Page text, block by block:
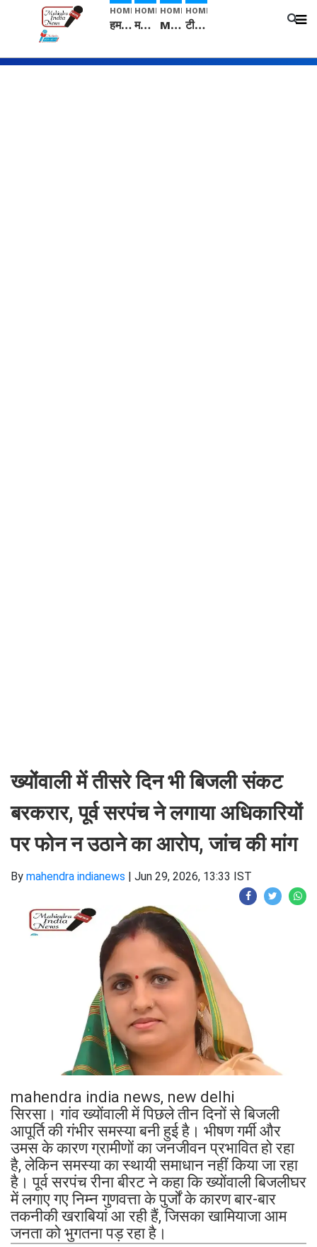
HOME
हम सनातनी..." सांसद kangana Ranaut से क्या बोली लड़की? Viral Jantar-Mantar | CJP protest
HOME
मनीषा हत्याकांड: हत्या, आत्महत्या या कोई बड़ा राज? | Full Story | Josh Haryana
HOME
Mangalsutra: हिंदू धर्म में शादी के बाद मंगलसूत्र क्यों पहनती है महिलाएं, किसने शुरु की ये परंपरा
HOME
टीम बीकेई ने एग्रीकल्चर ग्रेड की यूरिया खाद गट्टों में बदलकर टेक्निकल ग्रेड में बेचने वालों पर करवाई कार्रवाई: लखविंदर सिंह औलख
ख्योंवाली में तीसरे दिन भी बिजली संकट
बरकरार, पूर्व सरपंच ने लगाया अधिकारियों
पर फोन न उठाने का आरोप, जांच की मांग
By mahendra indianews | Jun 29, 2026, 13:33 IST
mahendra india news, new delhi
सिरसा। गांव ख्योंवाली में पिछले तीन दिनों से बिजली
आपूर्ति की गंभीर समस्या बनी हुई है। भीषण गर्मी और
उमस के कारण ग्रामीणों का जनजीवन प्रभावित हो रहा
है, लेकिन समस्या का स्थायी समाधान नहीं किया जा रहा
है। पूर्व सरपंच रीना बीरट ने कहा कि ख्योंवाली बिजलीघर
में लगाए गए निम्न गुणवत्ता के पुर्जों के कारण बार-बार
तकनीकी खराबियां आ रही हैं, जिसका खामियाजा आम
जनता को भुगतना पड़ रहा है।